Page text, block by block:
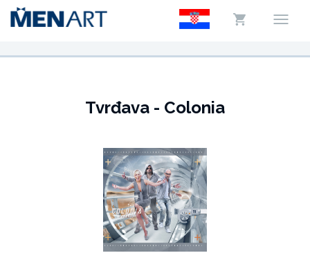
Tvrđava - Colonia